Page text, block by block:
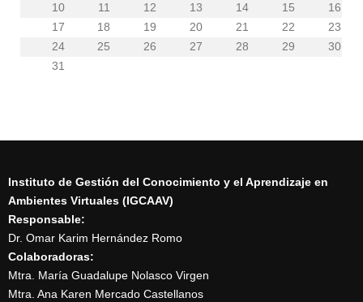
10
11 12 13 14 15
16
17
18 19 20 21 22
23
24
25 26 27 28 29
30
31
Instituto de Gestión del Conocimiento y el Aprendizaje en
Ambientes Virtuales (IGCAAV)
Responsable:
Dr. Omar Karim Hernández Romo
Colaboradoras:
Mtra. María Guadalupe Nolasco Virgen
Mtra. Ana Karen Mercado Castellanos